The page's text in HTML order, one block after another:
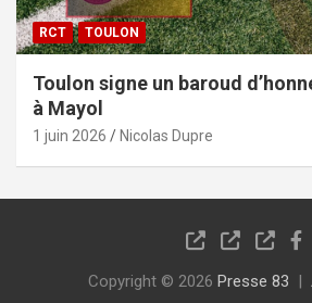
RCT TOULON
Toulon signe un baroud
à Mayol
1 juin 2026 Nicolas Dupre
Copyright © 2026 Presse 83